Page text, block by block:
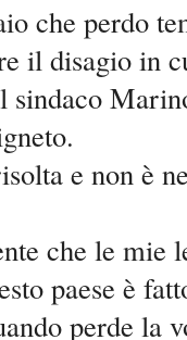
che perdo
il disagio in
sindaco
e non è
che le mie
paese è
perde la